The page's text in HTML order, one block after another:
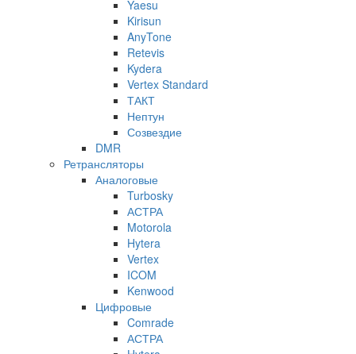
Yaesu
Kirisun
AnyTone
Retevis
Kydera
Vertex Standard
ТАКТ
Нептун
Созвездие
DMR
Ретрансляторы
Аналоговые
Turbosky
АСТРА
Motorola
Hytera
Vertex
ICOM
Kenwood
Цифровые
Comrade
АСТРА